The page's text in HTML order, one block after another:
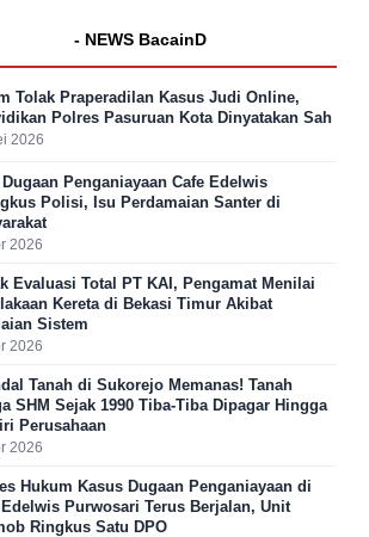
- NEWS BacainD
Tolak Praperadilan Kasus Judi Online,
Polres Pasuruan Kota Dinyatakan Sah
2026
Dugaan Penganiayaan Cafe Edelwis
Polisi, Isu Perdamaian Santer di
2026
Evaluasi Total PT KAI, Pengamat Menilai
Kereta di Bekasi Timur Akibat
Sistem
2026
Tanah di Sukorejo Memanas! Tanah
SHM Sejak 1990 Tiba-Tiba Dipagar Hingga
Perusahaan
2026
Hukum Kasus Dugaan Penganiayaan di
Edelwis Purwosari Terus Berjalan, Unit
Ringkus Satu DPO